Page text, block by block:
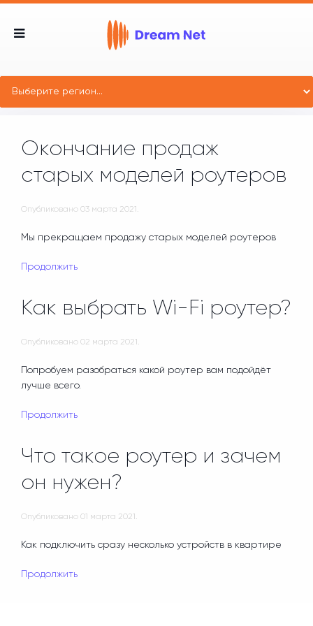
Окончание продаж
старых моделей роутеров
Опубликовано 03 марта 2021 .
Мы прекращаем продажу старых моделей роутеров
Продолжить
Как выбрать Wi-Fi роутер?
Опубликовано 02 марта 2021 .
Попробуем разобраться какой роутер вам подойдёт
лучше всего.
Продолжить
Что такое роутер и зачем
он нужен?
Опубликовано 01 марта 2021 .
Как подключить сразу несколько устройств в квартире
Продолжить